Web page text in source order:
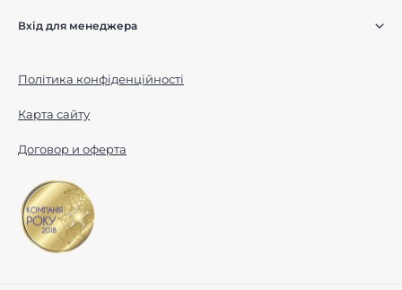
Вхід для менеджера
Політика конфіденційності
Карта сайту
Договор и оферта